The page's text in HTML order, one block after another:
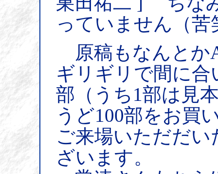
っていません（苦
原稿もなんとか
ギリギリで間に合
部（うち1部は見
うど100部をお買
ご来場いただだ
ざいます。